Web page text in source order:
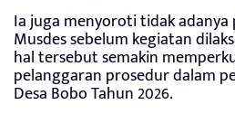
Ia juga menyoroti tidak
Musdes sebelum kegiatan
hal tersebut semakin
pelanggaran prosedur dalam
Desa Bobo Tahun 2026.